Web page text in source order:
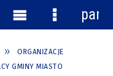
ORGANIZACJE
GMINY MIASTO
Menu
główne
Menu
panel